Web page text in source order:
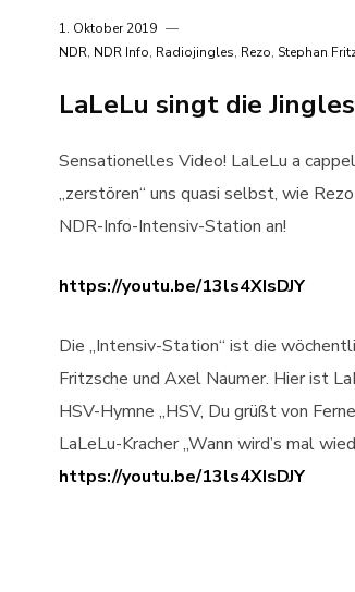
1. Oktober 2019
NDR, NDR Info, Radiojingles, Rezo, Stephan
LaLeLu singt die
Sensationelles Video! LaLeLu a
„zerstören“ uns quasi selbst, wie
NDR-Info-Intensiv-Station an!
https://youtu.be/13ls4XIsDJY
Die „Intensiv-Station“ ist die
Fritzsche und Axel Naumer. Hier ist
HSV-Hymne „HSV, Du grüßt von
LaLeLu-Kracher „Wann wird’s mal
https://youtu.be/13ls4XIsDJY